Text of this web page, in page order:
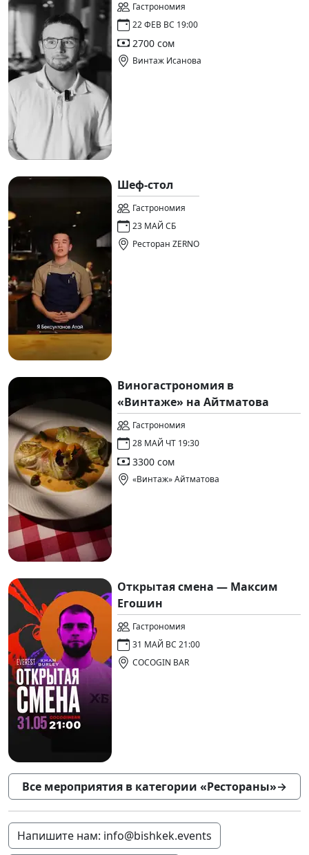
Гастрономия
22 ФЕВ ВС 19:00
2700 сом
Винтаж Исанова
Шеф-стол
Гастрономия
23 МАЙ СБ
Ресторан ZERNO
Виногастрономия в
«Винтаже» на Айтматова
Гастрономия
28 МАЙ ЧТ 19:30
3300 сом
«Винтаж» Айтматова
Открытая смена — Максим
Егошин
Гастрономия
31 МАЙ ВС 21:00
COCOGIN BAR
Все мероприятия в категории «Рестораны»→
Напишите нам: info@bishkek.events